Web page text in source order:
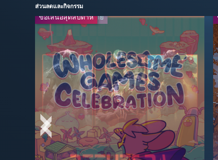
ส่วนลดและกิจกรรม
ข้อเสนอสุดสัปดาห์
ลดจากใจผู้จัดจำหน่าย
ข้อเสนอสุดสัปดาห์
-90% $49.99$4.99